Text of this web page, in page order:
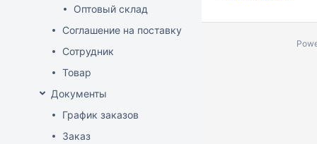
Оптовый склад
Соглашение на поставку
Сотрудник
Товар
Документы
График заказов
Заказ